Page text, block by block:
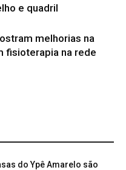
e quadril
melhorias na
fisioterapia na rede
do Ypê Amarelo são